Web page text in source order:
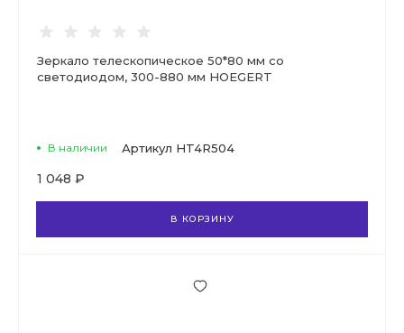
Зеркало телескопическое 50*80 мм со
светодиодом, 300-880 мм HOEGERT
В наличии Артикул HT4R504
1 048 ₽
В КОРЗИНУ